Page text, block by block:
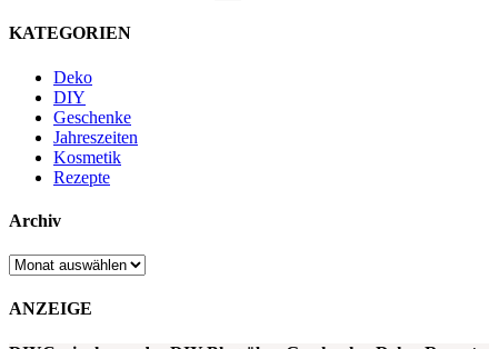
KATEGORIEN
Deko
DIY
Geschenke
Jahreszeiten
Kosmetik
Rezepte
Archiv
Archiv
ANZEIGE